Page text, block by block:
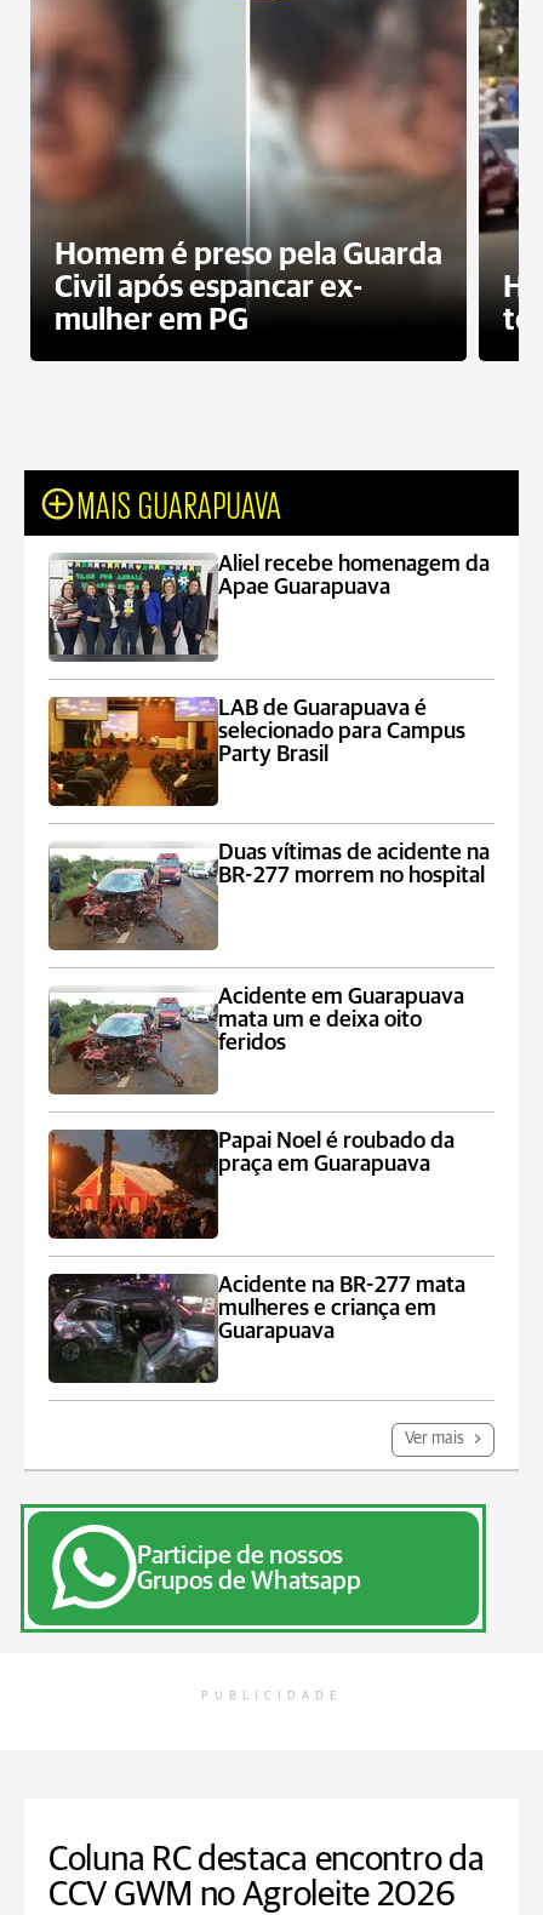
Homem é preso pela Guarda
Civil após espancar ex-
mulher em PG
MAIS GUARAPUAVA
Aliel recebe homenagem da
Apae Guarapuava
LAB de Guarapuava é
selecionado para Campus
Party Brasil
Duas vítimas de acidente na
BR-277 morrem no hospital
Acidente em Guarapuava
mata um e deixa oito
feridos
Papai Noel é roubado da
praça em Guarapuava
Acidente na BR-277 mata
mulheres e criança em
Guarapuava
Ver mais
Participe de nossos
Grupos de Whatsapp
PUBLICIDADE
Coluna RC destaca encontro da
CCV GWM no Agroleite 2026